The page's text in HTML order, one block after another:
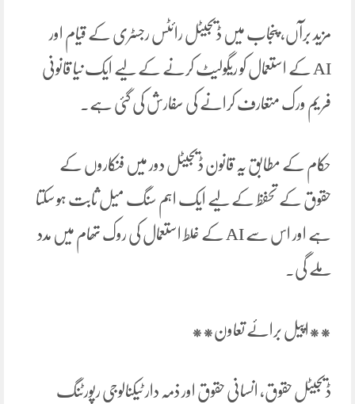
مزید برآں، پنجاب میں ڈیجیٹل رائٹس رجسٹری کے قیام اور
AI کے استعمال کو ریگولیٹ کرنے کے لیے ایک نیا قانونی
فریم ورک متعارف کرانے کی سفارش کی گئی ہے۔
حکام کے مطابق یہ قانون ڈیجیٹل دور میں فنکاروں کے
حقوق کے تحفظ کے لیے ایک اہم سنگ میل ثابت ہو سکتا
ہے اور اس سے AI کے غلط استعمال کی روک تھام میں مدد
ملے گی۔
**اپیل برائے تعاون**
ڈیجیٹل حقوق، انسانی حقوق اور ذمہ دار ٹیکنالوجی رپورٹنگ